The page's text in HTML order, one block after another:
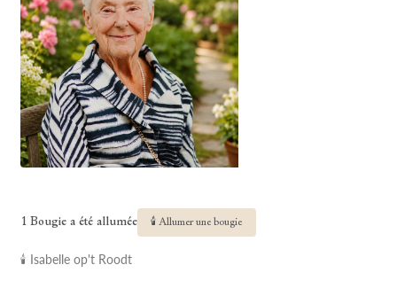
1 Bougie a été allumée 🕯 Allumer une bougie
🕯 Isabelle op't Roodt